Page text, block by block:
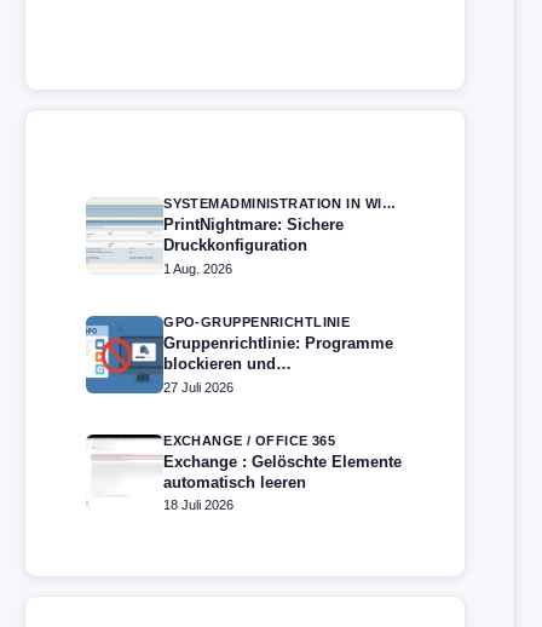
SYSTEMADMINISTRATION IN WINDOWS SERVER
PrintNightmare: Sichere
Druckkonfiguration
1 Aug. 2026
GPO-GRUPPENRICHTLINIE
Gruppenrichtlinie: Programme
blockieren und
Softwareinstallation verhindern
27 Juli 2026
EXCHANGE / OFFICE 365
Exchange : Gelöschte Elemente
automatisch leeren
18 Juli 2026